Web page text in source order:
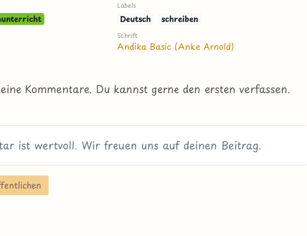
Labels
Deutsch schreiben
Schrift
Andika Basic (Anke Arnold)
Kommentare. Du kannst gerne den ersten verfassen.